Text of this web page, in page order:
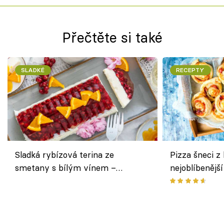
Přečtěte si také
SLADKÉ
Sladká rybízová terina ze
smetany s bílým vínem –
RECEPTY
Pizza šneci